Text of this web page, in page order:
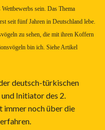
sein. Das Thema
seit fünf Jahren in Deutschland lebe.
zu sehen, die mit ihren Koffern
bin ich. Siehe Artikel
deutsch-türkischen
Initiator des 2.
noch über die